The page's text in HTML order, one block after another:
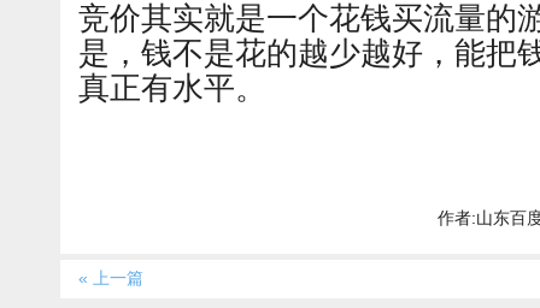
竞价其实就是一个花钱买流量的
是，钱不是花的越少越好，能把
真正有水平。
作者:山东百
« 上一篇